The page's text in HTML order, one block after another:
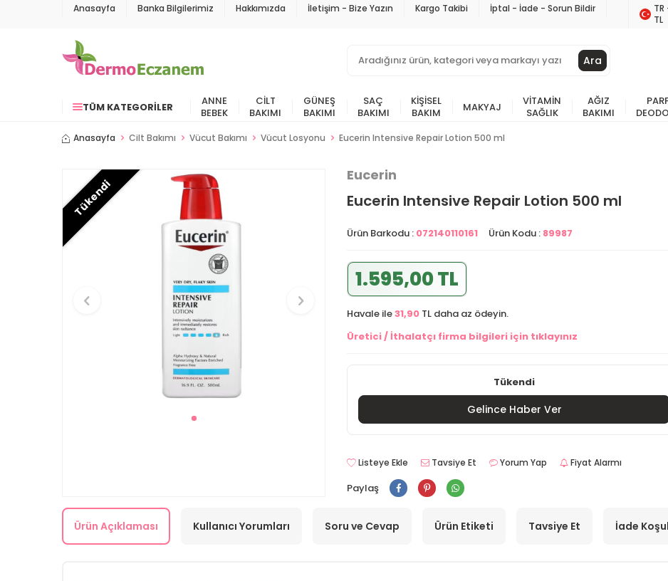
Anasayfa Banka Bilgilerimiz Hakkımızda İletişim - Bize Yazın Kargo Takibi İptal - İade - Sorun Bildir
TR
TL
Ara
TÜM KATEGORILER
ANNE
BEBEK
CILT
BAKIMI
GÜNEŞ
BAKIMI
SAÇ
BAKIMI
KIŞISEL
BAKIM
MAKYAJ
VITAMIN
SAĞLIK
AĞIZ
BAKIMI
Anasayfa Cilt Bakımı Vücut Bakımı Vücut Losyonu Eucerin Intensive Repair Lotion 500 ml
Tükendi
Eucerin
Eucerin Intensive Repair Lotion 500 ml
Ürün Barkodu : 072140110161 Ürün Kodu : 89987
1.595,00 TL
Havale ile31,90 TL daha az ödeyin.
Üretici / İthalatçı firma bilgileri için tıklayınız
Tükendi
Gelince Haber Ver
Listeye Ekle Tavsiye Et Yorum Yap Fiyat Alarmı
Paylaş
Ürün Açıklaması Kullanıcı Yorumları Soru ve Cevap Ürün Etiketi Tavsiye Et İade